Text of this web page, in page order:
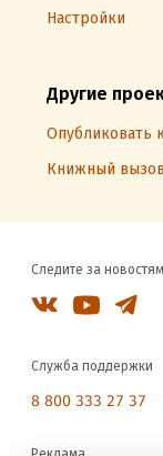
Настройки
Другие
Опубликовать
Книжный вызов
Следите за
Служба поддержки
8 800 333 27 37